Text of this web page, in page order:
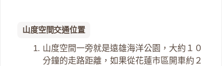
山度空間交通位置
山度空間一旁就是遠雄海洋公園，大約１０
分鐘的走路距離，如果從花蓮市區開車約２